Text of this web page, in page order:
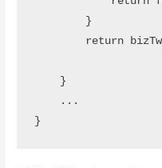
        }
return
    }
    ...